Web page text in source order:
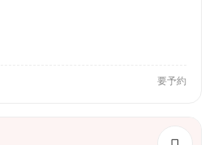
要予約